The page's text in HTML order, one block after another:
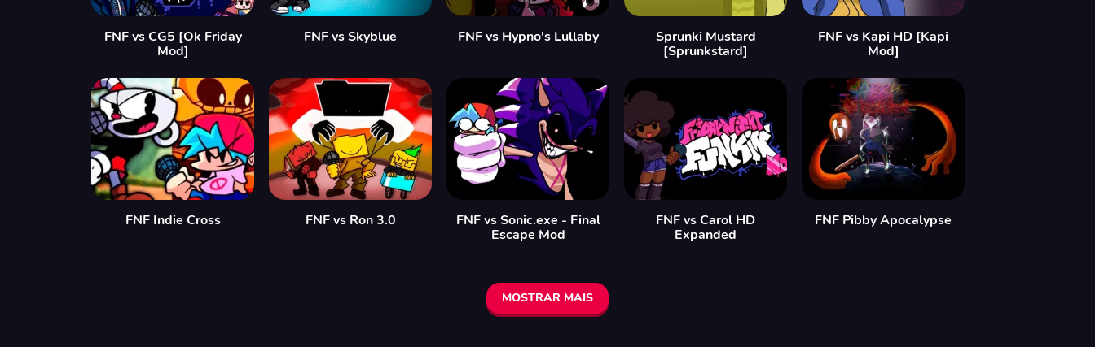
FNF vs CG5 [Ok Friday
Mod]
FNF vs Skyblue FNF vs Hypno's Lullaby
Sprunki Mustard
[Sprunkstard]
FNF vs Kapi HD [Kapi
Mod]
FNF Indie Cross FNF vs Ron 3.0
FNF vs Sonic.exe - Final
Escape Mod
FNF vs Carol HD
Expanded
FNF Pibby Apocalypse
MOSTRAR MAIS